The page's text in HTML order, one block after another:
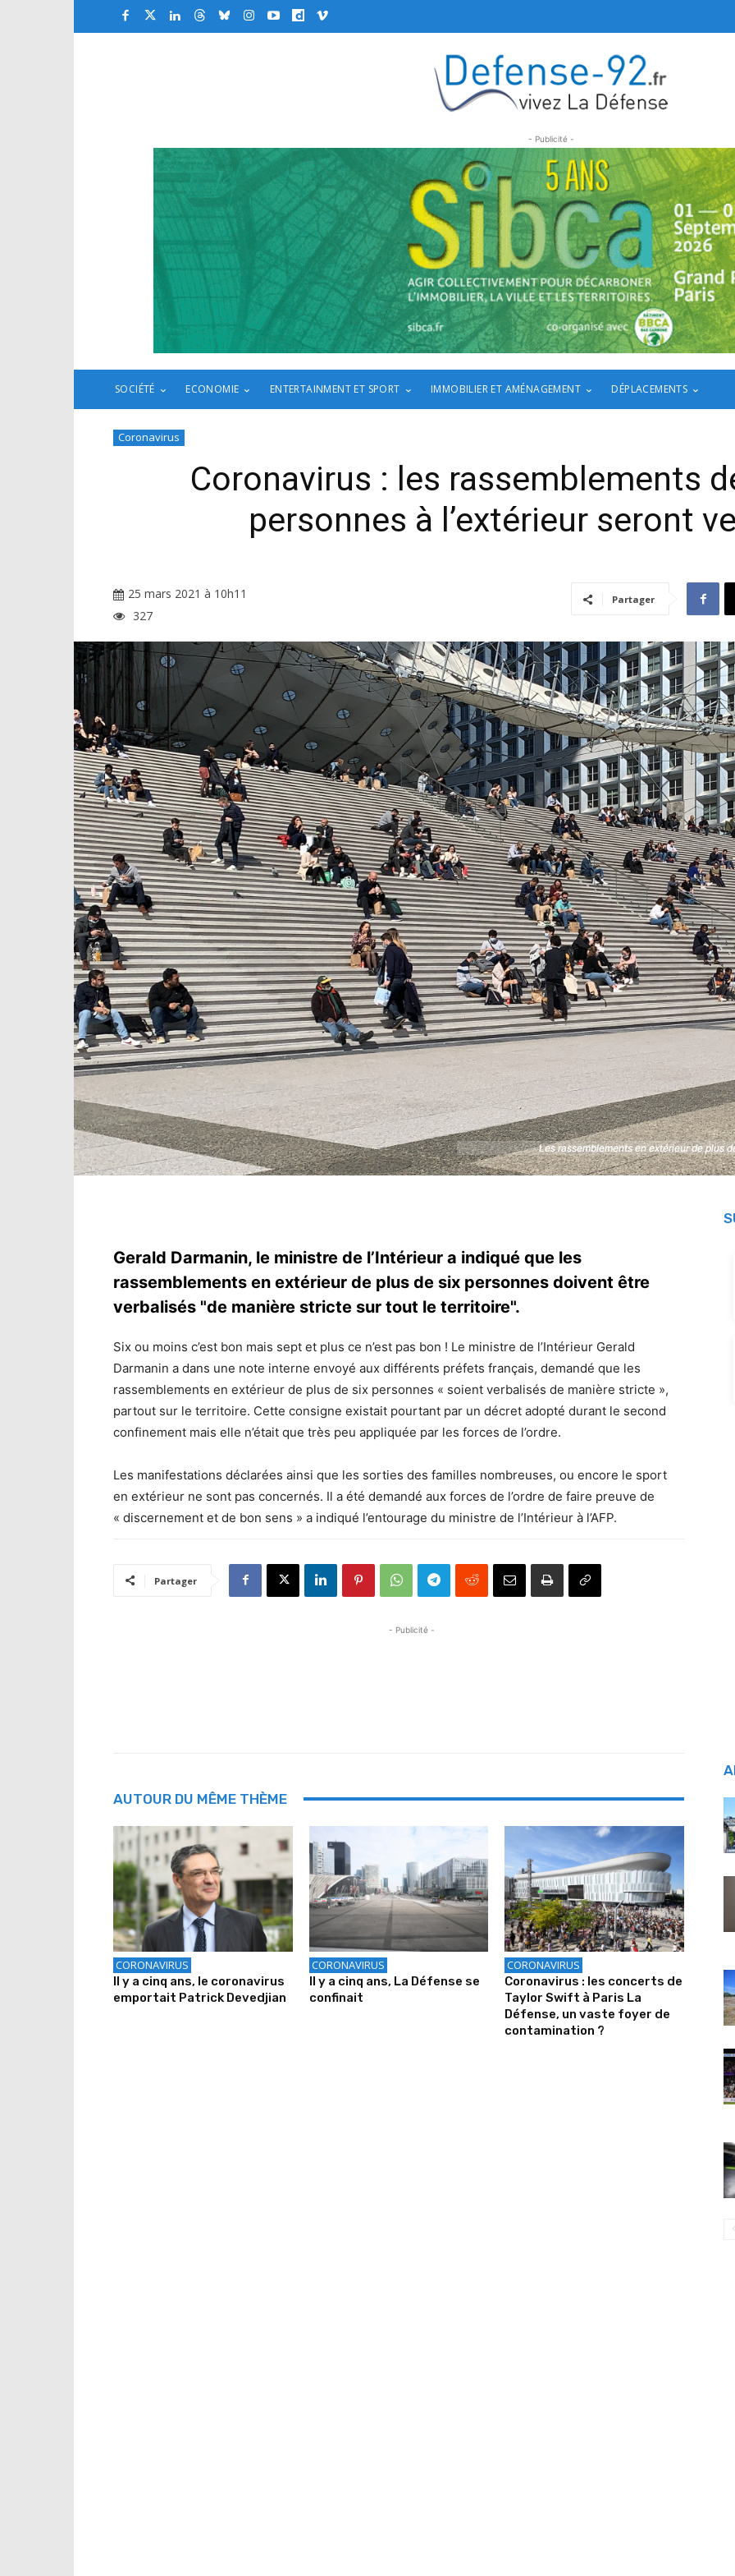
- Publicité -
SOCIÉTÉ ECONOMIE ENTERTAINMENT ET SPORT IMMOBILIER ET AMÉNAGEMENT DÉPLACEMENTS
Coronavirus
Coronavirus : les rassemblements
personnes à l’extérieur seront
25 mars 2021 à 10h11
327
Partager
Les rassemblements en extérieur de plus
Les rassemblements en extérieur de plus
Gerald Darmanin, le ministre de l’Intérieur a indiqué que les
rassemblements en extérieur de plus de six personnes doivent être
verbalisés "de manière stricte sur tout le territoire".
Six ou moins c’est bon mais sept et plus ce n’est pas bon ! Le ministre de l’Intérieur Gerald
Darmanin a dans une note interne envoyé aux différents préfets français, demandé que les
rassemblements en extérieur de plus de six personnes « soient verbalisés de manière stricte »,
partout sur le territoire. Cette consigne existait pourtant par un décret adopté durant le second
confinement mais elle n’était que très peu appliquée par les forces de l’ordre.
Les manifestations déclarées ainsi que les sorties des familles nombreuses, ou encore le sport
en extérieur ne sont pas concernés. Il a été demandé aux forces de l’ordre de faire preuve de
« discernement et de bon sens » a indiqué l’entourage du ministre de l’Intérieur à l’AFP.
Partager
- Publicité -
AUTOUR DU MÊME THÈME
CORONAVIRUS
Il y a cinq ans, le coronavirus
emportait Patrick Devedjian
CORONAVIRUS
Il y a cinq ans, La Défense se
confinait
CORONAVIRUS
Coronavirus : les concerts de
Taylor Swift à Paris La
Défense, un vaste foyer de
contamination ?